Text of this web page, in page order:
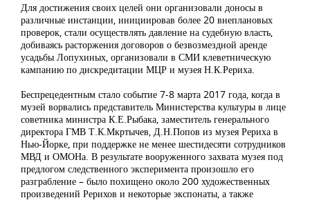
Для достижения своих целей они организовали доносы в
различные инстанции, инициировав более 20 внеплановых
проверок, стали осуществлять давление на судебную власть,
добиваясь расторжения договоров о безвозмездной аренде
усадьбы Лопухиных, организовали в СМИ клеветническую
кампанию по дискредитации МЦР и музея Н.К.Рериха.
Беспрецедентным стало событие 7-8 марта 2017 года, когда в
музей ворвались представитель Министерства культуры в лице
советника министра К.Е.Рыбака, заместитель генерального
директора ГМВ Т.К.Мкртычев, Д.Н.Попов из музея Рериха в
Нью-Йорке, при поддержке не менее шестидесяти сотрудников
МВД и ОМОНа. В результате вооруженного захвата музея под
предлогом следственного эксперимента произошло его
разграбление – было похищено около 200 художественных
произведений Рерихов и некоторые экспонаты, а также